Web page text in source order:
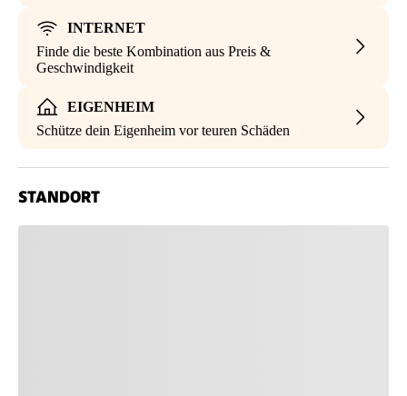
INTERNET
Finde die beste Kombination aus Preis &
Geschwindigkeit
EIGENHEIM
Schütze dein Eigenheim vor teuren Schäden
STANDORT